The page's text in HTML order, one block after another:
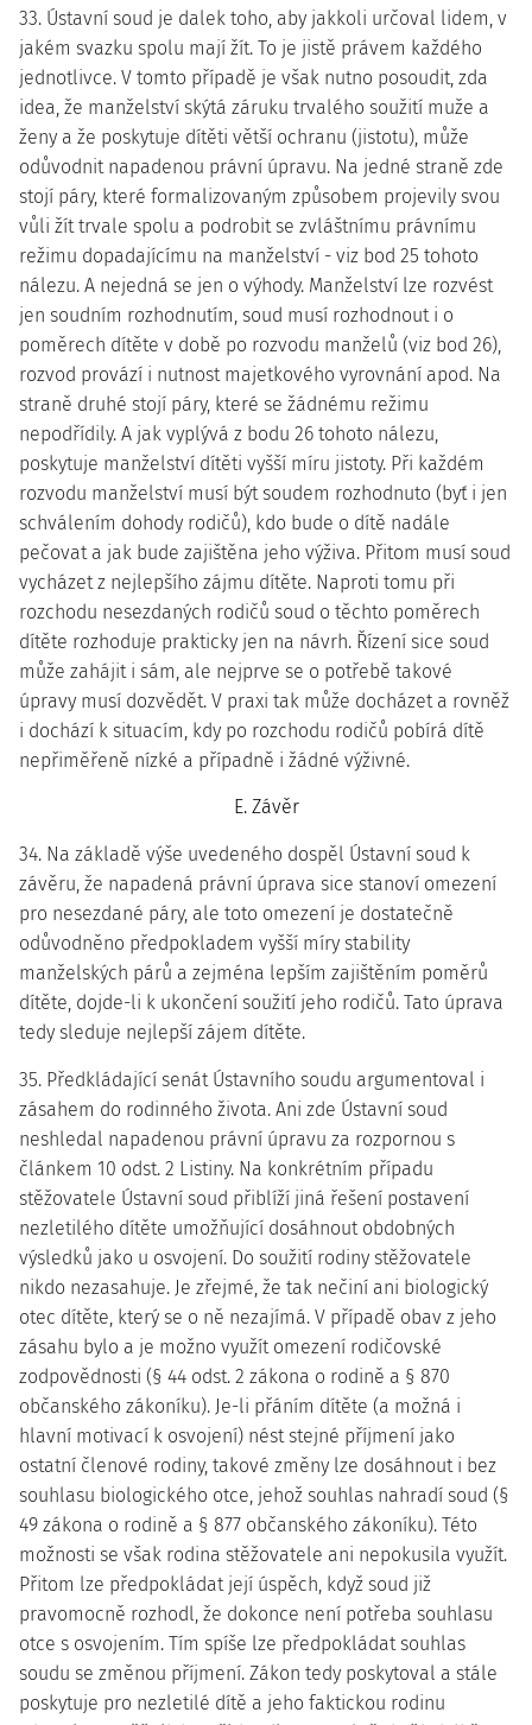
33. Ústavní soud je dalek toho, aby jakkoli určoval lidem, v
jakém svazku spolu mají žít. To je jistě právem každého
jednotlivce. V tomto případě je však nutno posoudit, zda
idea, že manželství skýtá záruku trvalého soužití muže a
ženy a že poskytuje dítěti větší ochranu (jistotu), může
odůvodnit napadenou právní úpravu. Na jedné straně zde
stojí páry, které formalizovaným způsobem projevily svou
vůli žít trvale spolu a podrobit se zvláštnímu právnímu
režimu dopadajícímu na manželství - viz bod 25 tohoto
nálezu. A nejedná se jen o výhody. Manželství lze rozvést
jen soudním rozhodnutím, soud musí rozhodnout i o
poměrech dítěte v době po rozvodu manželů (viz bod 26),
rozvod provází i nutnost majetkového vyrovnání apod. Na
straně druhé stojí páry, které se žádnému režimu
nepodřídily. A jak vyplývá z bodu 26 tohoto nálezu,
poskytuje manželství dítěti vyšší míru jistoty. Při každém
rozvodu manželství musí být soudem rozhodnuto (byť i jen
schválením dohody rodičů), kdo bude o dítě nadále
pečovat a jak bude zajištěna jeho výživa. Přitom musí soud
vycházet z nejlepšího zájmu dítěte. Naproti tomu při
rozchodu nesezdaných rodičů soud o těchto poměrech
dítěte rozhoduje prakticky jen na návrh. Řízení sice soud
může zahájit i sám, ale nejprve se o potřebě takové
úpravy musí dozvědět. V praxi tak může docházet a rovněž
i dochází k situacím, kdy po rozchodu rodičů pobírá dítě
nepřiměřeně nízké a případně i žádné výživné.
E. Závěr
34. Na základě výše uvedeného dospěl Ústavní soud k
závěru, že napadená právní úprava sice stanoví omezení
pro nesezdané páry, ale toto omezení je dostatečně
odůvodněno předpokladem vyšší míry stability
manželských párů a zejména lepším zajištěním poměrů
dítěte, dojde-li k ukončení soužití jeho rodičů. Tato úprava
tedy sleduje nejlepší zájem dítěte.
35. Předkládající senát Ústavního soudu argumentoval i
zásahem do rodinného života. Ani zde Ústavní soud
neshledal napadenou právní úpravu za rozpornou s
článkem 10 odst. 2 Listiny. Na konkrétním případu
stěžovatele Ústavní soud přiblíží jiná řešení postavení
nezletilého dítěte umožňující dosáhnout obdobných
výsledků jako u osvojení. Do soužití rodiny stěžovatele
nikdo nezasahuje. Je zřejmé, že tak nečiní ani biologický
otec dítěte, který se o ně nezajímá. V případě obav z jeho
zásahu bylo a je možno využít omezení rodičovské
zodpovědnosti (§ 44 odst. 2 zákona o rodině a § 870
občanského zákoníku). Je-li přáním dítěte (a možná i
hlavní motivací k osvojení) nést stejné příjmení jako
ostatní členové rodiny, takové změny lze dosáhnout i bez
souhlasu biologického otce, jehož souhlas nahradí soud (§
49 zákona o rodině a § 877 občanského zákoníku). Této
možnosti se však rodina stěžovatele ani nepokusila využít.
Přitom lze předpokládat její úspěch, když soud již
pravomocně rozhodl, že dokonce není potřeba souhlasu
otce s osvojením. Tím spíše lze předpokládat souhlas
soudu se změnou příjmení. Zákon tedy poskytoval a stále
poskytuje pro nezletilé dítě a jeho faktickou rodinu